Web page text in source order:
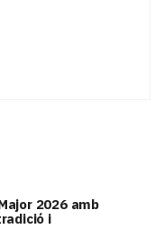
2026 amb
i